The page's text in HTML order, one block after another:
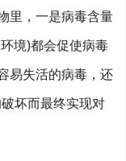
，一是病毒含量
境)都会促使病毒
易失活的病毒，还
坏而最终实现对